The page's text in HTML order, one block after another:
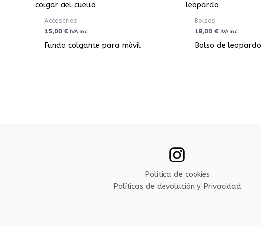
Accesorios
15,00 € IVA inc.
Funda colgante para móvil
Bolsos
18,00 € IVA inc.
Bolso de leopardo
Política de cookies
Políticas de devolución y Privacidad